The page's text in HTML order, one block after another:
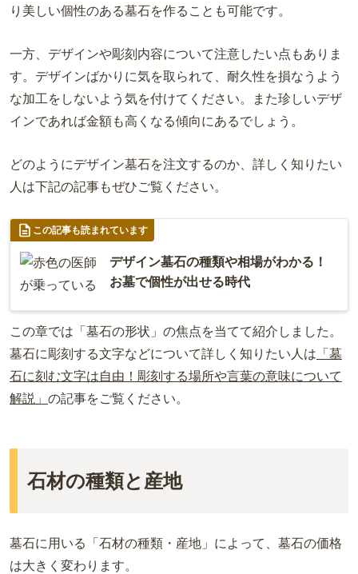
り美しい個性のある墓石を作ることも可能です。
一方、デザインや彫刻内容について注意したい点もありま
す。 デザインばかりに気を取られて、耐久性を損なうよう
な加工をしないよう気を付けてください。また珍しいデザ
インであれば金額も高くなる傾向にあるでしょう。
どのようにデザイン墓石を注文するのか、詳しく知りたい
人は下記の記事もぜひご覧ください。
この記事も読まれています
デザイン墓石の種類や相場がわかる！
お墓で個性が出せる時代
この章では「墓石の形状」の焦点を当てて紹介しました。
墓石に彫刻する文字などについて詳しく知りたい人は 「墓
石に刻む文字は自由！彫刻する場所や言葉の意味について
解説」 の記事をご覧ください。
石材の種類と産地
墓石に用いる「石材の種類・産地」によって、墓石の価格
は大きく変わります。